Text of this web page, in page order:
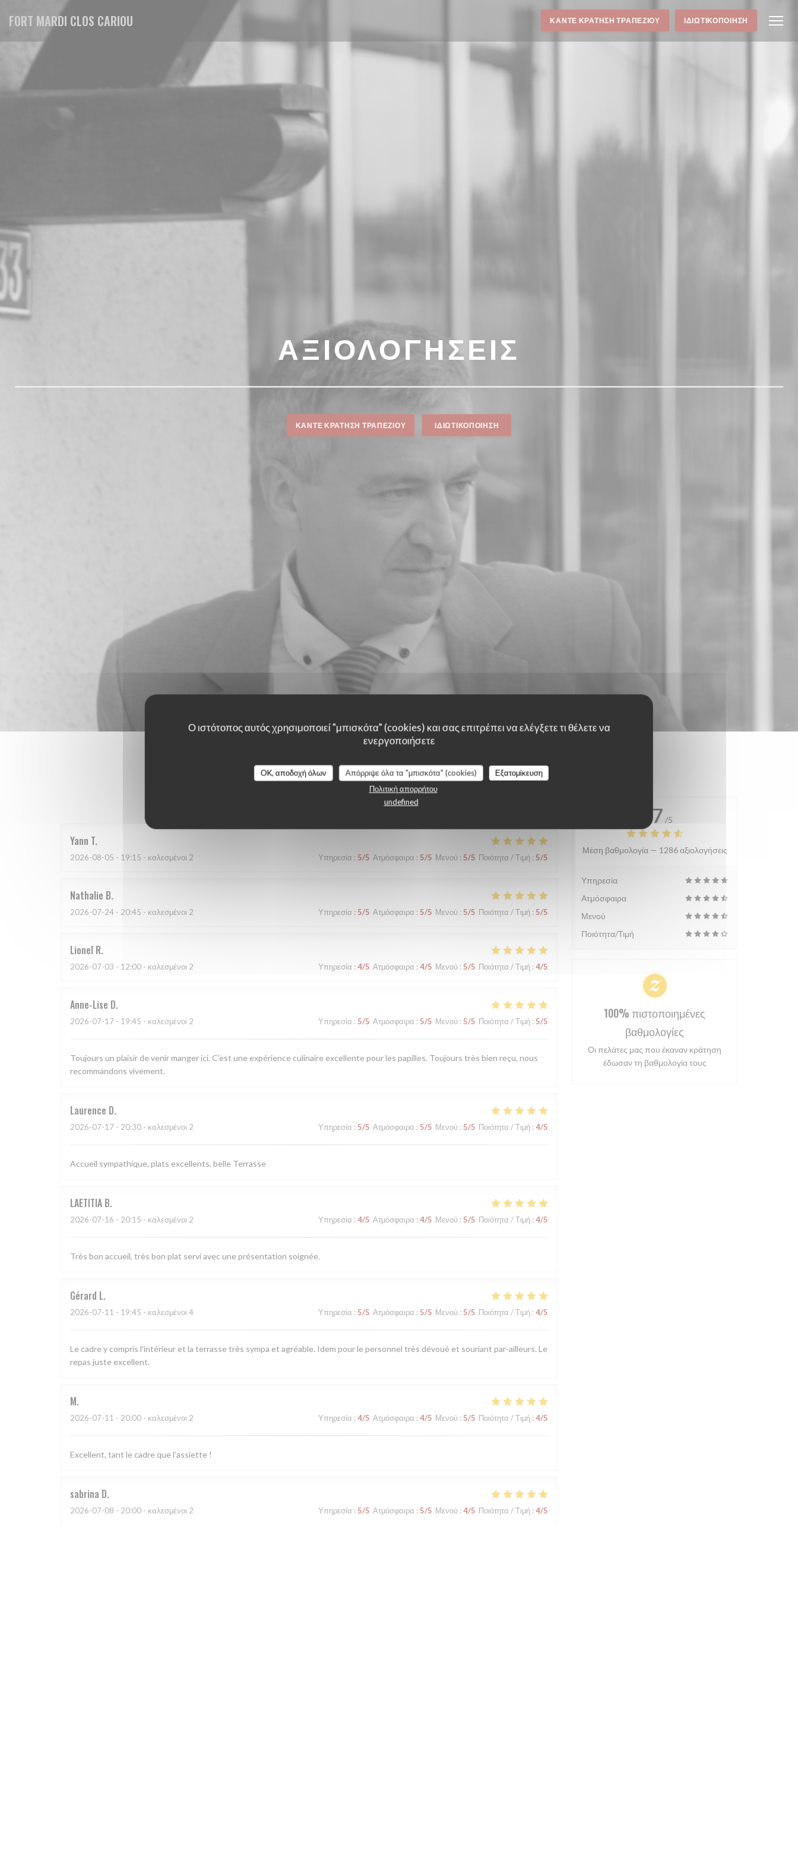
Ο ιστότοπος αυτός χρησιμοποιεί "μπισκότα" (cookies) και σας επιτρέπει να ελέγξετε τι θέλετε να
ενεργοποιήσετε
OK, αποδοχή όλων Απόρριψε όλα τα "μπισκότα" (cookies)
Εξατομίκευση
Πολιτική απορρήτου
undefined
FORT MARDI CLOS CARIOU ΚΆΝΤΕ ΚΡΆΤΗΣΗ ΤΡΑΠΕΖΙΟΎ ΙΔΙΩΤΙΚΟΠΟΊΗΣΗ
ΑΞΙΟΛΟΓΉΣΕΙΣ
ΚΆΝΤΕ ΚΡΆΤΗΣΗ ΤΡΑΠΕΖΙΟΎ ΙΔΙΩΤΙΚΟΠΟΊΗΣΗ
Οι βαθμολογίες πελατών μας
Yann T
2026-08-05 - 19:15 - καλεσμένοι 2 Υπηρεσία : 5/5 Ατμόσφαιρα : 5/5 Μενού : 5/5 Ποιότητα / Τιμή : 5/5
Nathalie B
2026-07-24 - 20:45 - καλεσμένοι 2 Υπηρεσία : 5/5 Ατμόσφαιρα : 5/5 Μενού : 5/5 Ποιότητα / Τιμή : 5/5
Lionel R
2026-07-03 - 12:00 - καλεσμένοι 2 Υπηρεσία :4/5 Ατμόσφαιρα :4/5 Μενού : 5/5 Ποιότητα / Τιμή : 4/5
Anne-Lise D
2026-07-17 - 19:45 - καλεσμένοι 2 Υπηρεσία : 5/5 Ατμόσφαιρα : 5/5 Μενού : 5/5 Ποιότητα / Τιμή : 5/5
Toujours un plaisir de venir manger ici. C’est une expérience culinaire excellente pour les papilles. Toujours très bien reçu, nous
recommandons vivement.
Laurence D
2026-07-17 - 20:30 - καλεσμένοι 2 Υπηρεσία : 5/5 Ατμόσφαιρα : 5/5 Μενού : 5/5 Ποιότητα / Τιμή : 4/5
Accueil sympathique, plats excellents, belle Terrasse
LAETITIA B
2026-07-16 - 20:15 - καλεσμένοι 2 Υπηρεσία : 4/5 Ατμόσφαιρα : 4/5 Μενού : 5/5 Ποιότητα / Τιμή : 4/5
Très bon accueil, très bon plat servi avec une présentation soignée.
Gérard L
2026-07-11 - 19:45 - καλεσμένοι 4 Υπηρεσία : 5/5 Ατμόσφαιρα : 5/5 Μενού : 5/5 Ποιότητα / Τιμή : 4/5
Le cadre y compris l'intérieur et la terrasse très sympa et agréable. Idem pour le personnel très dévoué et souriant par-ailleurs. Le
repas juste excellent.
M
2026-07-11 - 20:00 - καλεσμένοι 2 Υπηρεσία : 4/5 Ατμόσφαιρα : 4/5 Μενού : 5/5 Ποιότητα / Τιμή : 4/5
Excellent, tant le cadre que l’assiette !
sabrina D
2026-07-08 - 20:00 - καλεσμένοι 2 Υπηρεσία : 5/5 Ατμόσφαιρα : 5/5 Μενού : 4/5 Ποιότητα / Τιμή : 4/5
4.7 /5
Μέση βαθμολογία — 1286 αξιολογήσεις
Υπηρεσία
Ατμόσφαιρα
Μενού
Ποιότητα/Τιμή
100% πιστοποιημένες
βαθμολογίες
Οι πελάτες μας που έκαναν κράτηση
έδωσαν τη βαθμολογία τους